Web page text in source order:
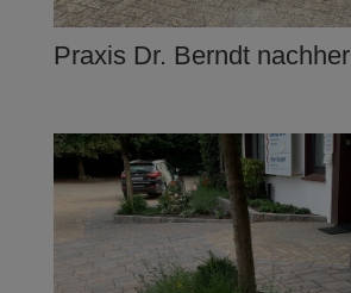
Praxis Dr. Berndt nachher